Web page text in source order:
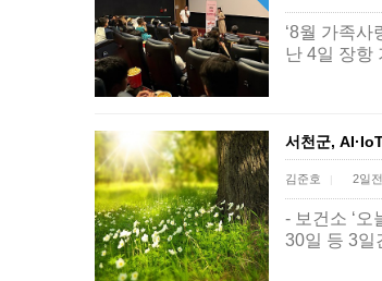
‘8월 가족
난 4일 장항
서천군,
김준호 | 2일전
- 보건소 ‘
30일 등 3일